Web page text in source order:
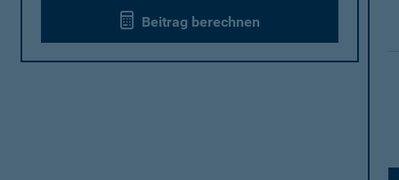
Beitrag berechnen